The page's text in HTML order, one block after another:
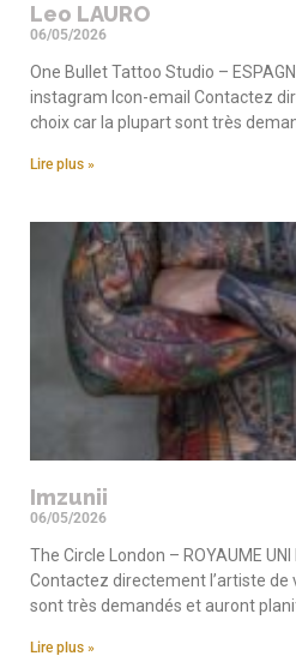
Leo LAURO
06/05/2026
One Bullet Tattoo Studio –
instagram Icon-email Contactez
choix car la plupart sont très
Lire plus »
Imzunii
06/05/2026
The Circle London – ROYAUME
Contactez directement l’artiste de
sont très demandés et auront
Lire plus »